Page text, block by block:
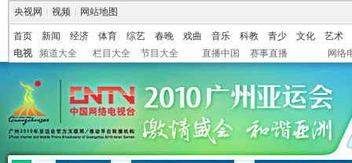
央视网 视频 网站地图
首页 新闻 经济 体育 综艺 春晚 戏曲 音乐 科教 青少 文化
艺术
电视
频道大全 栏目大全 节目大全 直播中国 赛事直播 网络